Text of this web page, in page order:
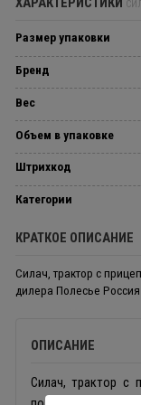
Размер упаковки
Бренд
Вес
Объем в упаковке
Штрихкод
Категории
КРАТКОЕ ОПИСАНИЕ
Силач, трактор с
дилера Полесье
ОПИСАНИЕ
Силач, трактор с